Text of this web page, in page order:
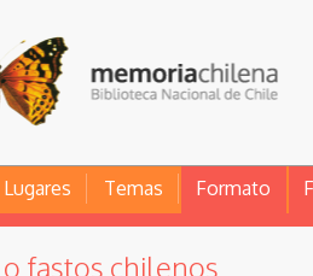
Lugares Temas Formato
fastos chilenos